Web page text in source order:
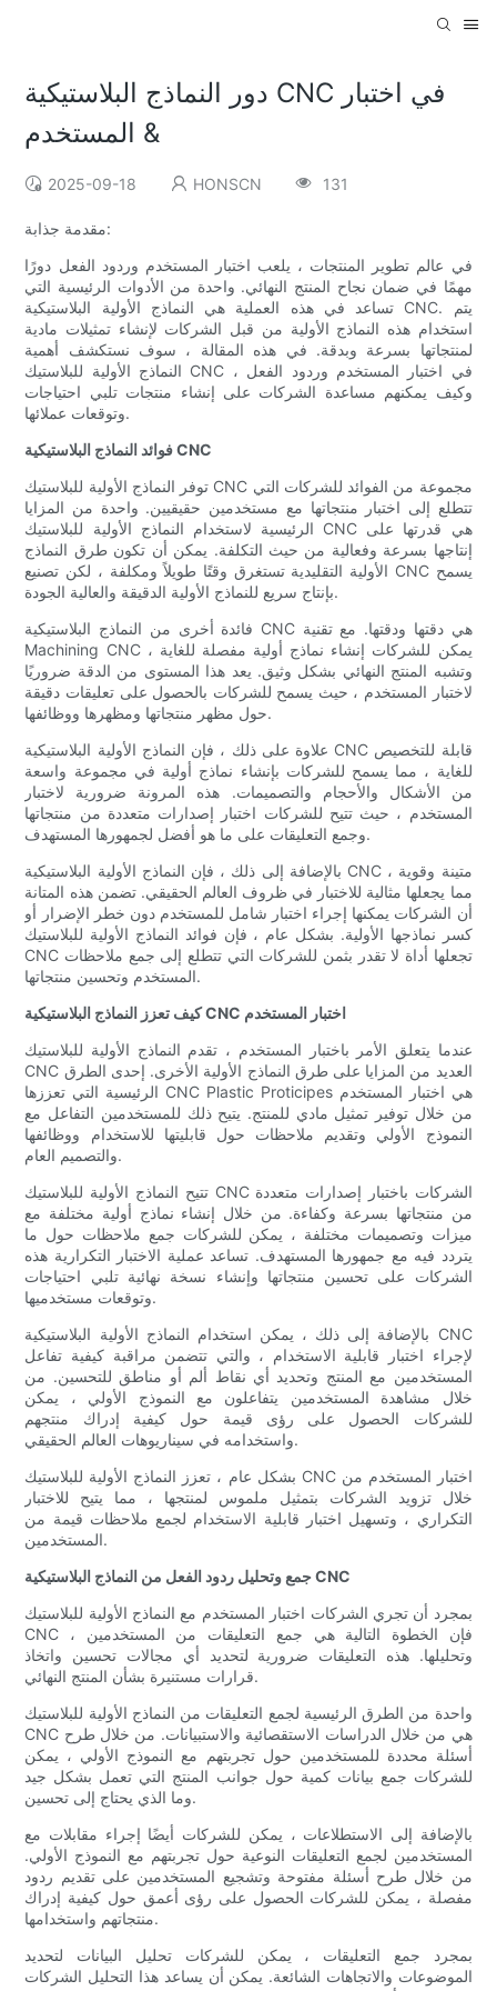
دور النماذج البلاستيكية CNC في اختبار
المستخدم &
2025-09-18 HONSCN 131
مقدمة جذابة:
في عالم تطوير المنتجات ، يلعب اختبار المستخدم وردود الفعل دورًا
مهمًا في ضمان نجاح المنتج النهائي. واحدة من الأدوات الرئيسية التي
تساعد في هذه العملية هي النماذج الأولية البلاستيكية CNC. يتم
استخدام هذه النماذج الأولية من قبل الشركات لإنشاء تمثيلات مادية
لمنتجاتها بسرعة وبدقة. في هذه المقالة ، سوف نستكشف أهمية
النماذج الأولية للبلاستيك CNC في اختبار المستخدم وردود الفعل ،
وكيف يمكنهم مساعدة الشركات على إنشاء منتجات تلبي احتياجات
وتوقعات عملائها.
فوائد النماذج البلاستيكية CNC
توفر النماذج الأولية للبلاستيك CNC مجموعة من الفوائد للشركات التي
تتطلع إلى اختبار منتجاتها مع مستخدمين حقيقيين. واحدة من المزايا
الرئيسية لاستخدام النماذج الأولية للبلاستيك CNC هي قدرتها على
إنتاجها بسرعة وفعالية من حيث التكلفة. يمكن أن تكون طرق النماذج
الأولية التقليدية تستغرق وقتًا طويلاً ومكلفة ، لكن تصنيع CNC يسمح
بإنتاج سريع للنماذج الأولية الدقيقة والعالية الجودة.
فائدة أخرى من النماذج البلاستيكية CNC هي دقتها ودقتها. مع تقنية
Machining CNC ، يمكن للشركات إنشاء نماذج أولية مفصلة للغاية
وتشبه المنتج النهائي بشكل وثيق. يعد هذا المستوى من الدقة ضروريًا
لاختبار المستخدم ، حيث يسمح للشركات بالحصول على تعليقات دقيقة
حول مظهر منتجاتها ومظهرها ووظائفها.
علاوة على ذلك ، فإن النماذج الأولية البلاستيكية CNC قابلة للتخصيص
للغاية ، مما يسمح للشركات بإنشاء نماذج أولية في مجموعة واسعة
من الأشكال والأحجام والتصميمات. هذه المرونة ضرورية لاختبار
المستخدم ، حيث تتيح للشركات اختبار إصدارات متعددة من منتجاتها
وجمع التعليقات على ما هو أفضل لجمهورها المستهدف.
بالإضافة إلى ذلك ، فإن النماذج الأولية البلاستيكية CNC متينة وقوية ،
مما يجعلها مثالية للاختبار في ظروف العالم الحقيقي. تضمن هذه المتانة
أن الشركات يمكنها إجراء اختبار شامل للمستخدم دون خطر الإضرار أو
كسر نماذجها الأولية. بشكل عام ، فإن فوائد النماذج الأولية للبلاستيك
CNC تجعلها أداة لا تقدر بثمن للشركات التي تتطلع إلى جمع ملاحظات
المستخدم وتحسين منتجاتها.
كيف تعزز النماذج البلاستيكية CNC اختبار المستخدم
عندما يتعلق الأمر باختبار المستخدم ، تقدم النماذج الأولية للبلاستيك
CNC العديد من المزايا على طرق النماذج الأولية الأخرى. إحدى الطرق
الرئيسية التي تعززها CNC Plastic Proticipes هي اختبار المستخدم
من خلال توفير تمثيل مادي للمنتج. يتيح ذلك للمستخدمين التفاعل مع
النموذج الأولي وتقديم ملاحظات حول قابليتها للاستخدام ووظائفها
والتصميم العام.
تتيح النماذج الأولية للبلاستيك CNC الشركات باختبار إصدارات متعددة
من منتجاتها بسرعة وكفاءة. من خلال إنشاء نماذج أولية مختلفة مع
ميزات وتصميمات مختلفة ، يمكن للشركات جمع ملاحظات حول ما
يتردد فيه مع جمهورها المستهدف. تساعد عملية الاختبار التكرارية هذه
الشركات على تحسين منتجاتها وإنشاء نسخة نهائية تلبي احتياجات
وتوقعات مستخدميها.
بالإضافة إلى ذلك ، يمكن استخدام النماذج الأولية البلاستيكية CNC
لإجراء اختبار قابلية الاستخدام ، والتي تتضمن مراقبة كيفية تفاعل
المستخدمين مع المنتج وتحديد أي نقاط ألم أو مناطق للتحسين. من
خلال مشاهدة المستخدمين يتفاعلون مع النموذج الأولي ، يمكن
للشركات الحصول على رؤى قيمة حول كيفية إدراك منتجهم
واستخدامه في سيناريوهات العالم الحقيقي.
بشكل عام ، تعزز النماذج الأولية للبلاستيك CNC اختبار المستخدم من
خلال تزويد الشركات بتمثيل ملموس لمنتجها ، مما يتيح للاختبار
التكراري ، وتسهيل اختبار قابلية الاستخدام لجمع ملاحظات قيمة من
المستخدمين.
جمع وتحليل ردود الفعل من النماذج البلاستيكية CNC
بمجرد أن تجري الشركات اختبار المستخدم مع النماذج الأولية للبلاستيك
CNC ، فإن الخطوة التالية هي جمع التعليقات من المستخدمين
وتحليلها. هذه التعليقات ضرورية لتحديد أي مجالات تحسين واتخاذ
قرارات مستنيرة بشأن المنتج النهائي.
واحدة من الطرق الرئيسية لجمع التعليقات من النماذج الأولية للبلاستيك
CNC هي من خلال الدراسات الاستقصائية والاستبيانات. من خلال طرح
أسئلة محددة للمستخدمين حول تجربتهم مع النموذج الأولي ، يمكن
للشركات جمع بيانات كمية حول جوانب المنتج التي تعمل بشكل جيد
وما الذي يحتاج إلى تحسين.
بالإضافة إلى الاستطلاعات ، يمكن للشركات أيضًا إجراء مقابلات مع
المستخدمين لجمع التعليقات النوعية حول تجربتهم مع النموذج الأولي.
من خلال طرح أسئلة مفتوحة وتشجيع المستخدمين على تقديم ردود
مفصلة ، يمكن للشركات الحصول على رؤى أعمق حول كيفية إدراك
منتجاتهم واستخدامها.
بمجرد جمع التعليقات ، يمكن للشركات تحليل البيانات لتحديد
الموضوعات والاتجاهات الشائعة. يمكن أن يساعد هذا التحليل الشركات